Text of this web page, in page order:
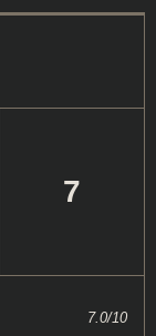
7
7.0/10